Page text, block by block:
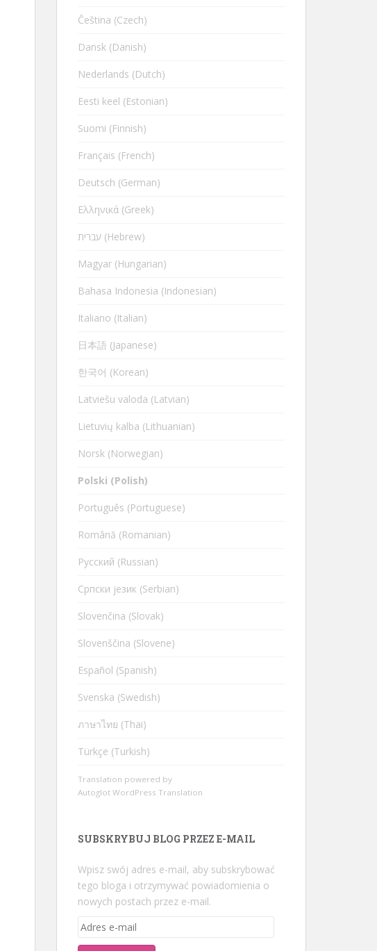
Čeština (Czech)
Dansk (Danish)
Nederlands (Dutch)
Eesti keel (Estonian)
Suomi (Finnish)
Français (French)
Deutsch (German)
Ελληνικά (Greek)
עברית (Hebrew)
Magyar (Hungarian)
Bahasa Indonesia (Indonesian)
Italiano (Italian)
日本語 (Japanese)
한국어 (Korean)
Latviešu valoda (Latvian)
Lietuvių kalba (Lithuanian)
Norsk (Norwegian)
Polski (Polish)
Português (Portuguese)
Română (Romanian)
Русский (Russian)
Cрпски језик (Serbian)
Slovenčina (Slovak)
Slovenščina (Slovene)
Español (Spanish)
Svenska (Swedish)
ภาษาไทย (Thai)
Türkçe (Turkish)
Translation powered by
Autoglot WordPress Translation
SUBSKRYBUJ BLOG PRZEZ E-MAIL
Wpisz swój adres e-mail, aby subskrybować
tego bloga i otrzymywać powiadomienia o
nowych postach przez e-mail.
Adres